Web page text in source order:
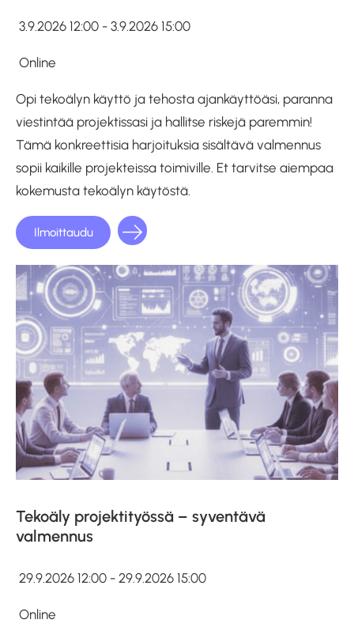
3.9.2026 12:00 - 3.9.2026 15:00
Online
Opi tekoälyn käyttö ja tehosta ajankäyttöäsi, paranna
viestintää projektissasi ja hallitse riskejä paremmin!
Tämä konkreettisia harjoituksia sisältävä valmennus
sopii kaikille projekteissa toimiville. Et tarvitse aiempaa
kokemusta tekoälyn käytöstä.
Ilmoittaudu
Tekoäly projektityössä – syventävä
valmennus
29.9.2026 12:00 - 29.9.2026 15:00
Online